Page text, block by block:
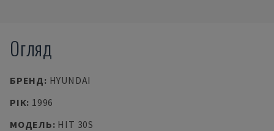
Огляд
БРЕНД: HYUNDAI
РІК: 1996
МОДЕЛЬ: HIT 30S